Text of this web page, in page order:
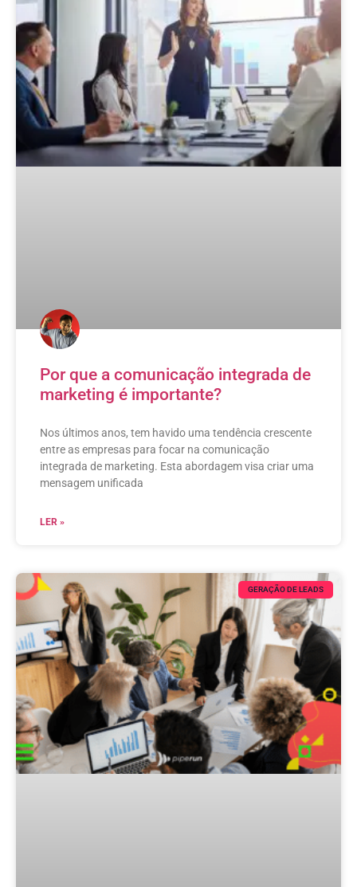
Por que a comunicação integrada de
marketing é importante?
Nos últimos anos, tem havido uma tendência crescente
entre as empresas para focar na comunicação
integrada de marketing. Esta abordagem visa criar uma
mensagem unificada
LER »
GERAÇÃO DE LEADS